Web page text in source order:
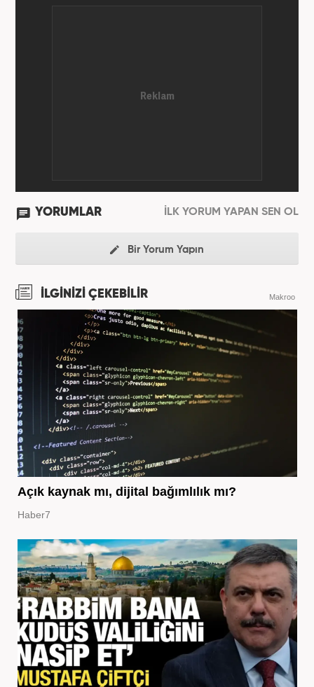
YORUMLAR İLK YORUM YAPAN SEN OL
Bir Yorum Yapın
İLGİNİZİ ÇEKEBİLİR Makroo
Açık kaynak mı, dijital bağımlılık mı?
Haber7